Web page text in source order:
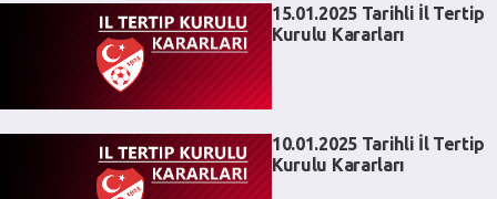
15.01.2025 Tarihli İl Tertip
Kurulu Kararları
10.01.2025 Tarihli İl Tertip
Kurulu Kararları